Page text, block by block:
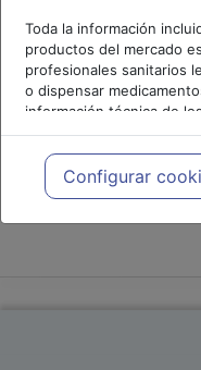
Toda la información
productos del mercado
profesionales sanitarios
o dispensar
información técnica de
meramente informativo,
profesionales
cada caso concreto, el
necesidades del paciente.
Configurar